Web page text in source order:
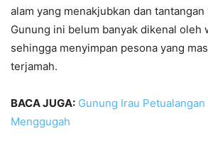
alam yang menakjubkan dan tantangan
Gunung ini belum banyak dikenal oleh
sehingga menyimpan pesona yang
terjamah.
BACA JUGA: Gunung Irau
Menggugah